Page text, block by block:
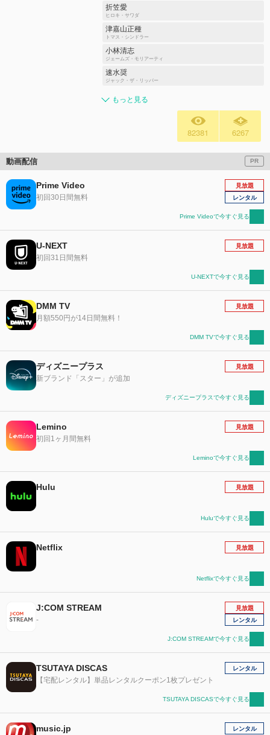
折笠愛
ヒロキ・サワダ
津嘉山正種
トマス・シンドラー
小林清志
ジェームズ・モリアーティ
速水奨
ジャック・ザ・リッパー
もっと見る
82381 6267
動画配信 PR
Prime Video
初回30日間無料
見放題
レンタル
Prime Videoで今すぐ見る
U-NEXT
初回31日間無料
見放題
U-NEXTで今すぐ見る
DMM TV
月額550円が14日間無料！
見放題
DMM TVで今すぐ見る
ディズニープラス
新ブランド「スター」が追加
見放題
ディズニープラスで今すぐ見る
Lemino
初回1ヶ月間無料
見放題
Leminoで今すぐ見る
Hulu 見放題
Huluで今すぐ見る
Netflix 見放題
Netflixで今すぐ見る
J:COM STREAM
-
見放題
レンタル
J:COM STREAMで今すぐ見る
TSUTAYA DISCAS
【宅配レンタル】単品レンタルクーポン1枚プレゼント
レンタル
TSUTAYA DISCASで今すぐ見る
music.jp レンタル